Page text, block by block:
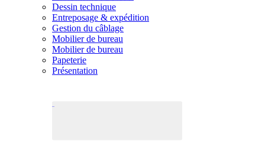
Dessin technique
Entreposage & expédition
Gestion du câblage
Mobilier de bureau
Mobilier de bureau
Papeterie
Présentation